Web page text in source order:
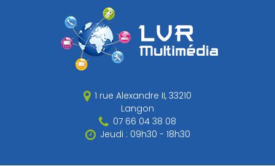
1 rue Alexandre II, 33210
Langon
07 66 04 38 08
Jeudi : 09h30 - 18h30